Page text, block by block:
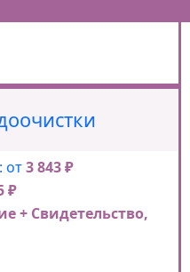
от3 843 ₽
₽
+ Свидетельство,